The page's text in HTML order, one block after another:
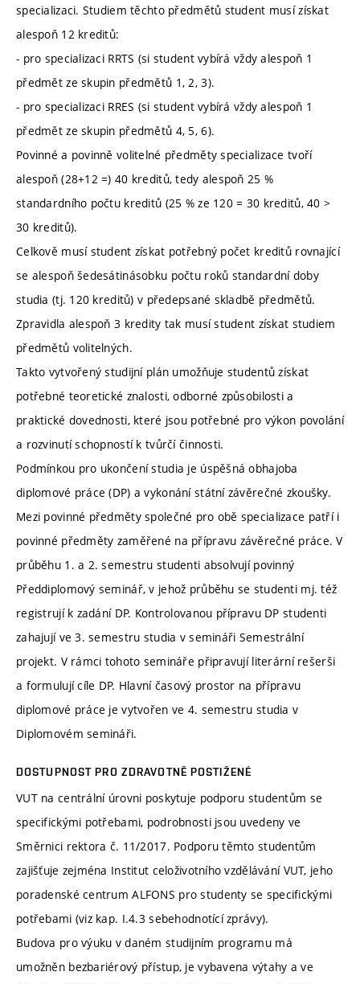
specializaci. Studiem těchto předmětů student musí získat
alespoň 12 kreditů:
- pro specializaci RRTS (si student vybírá vždy alespoň 1
předmět ze skupin předmětů 1, 2, 3).
- pro specializaci RRES (si student vybírá vždy alespoň 1
předmět ze skupin předmětů 4, 5, 6).
Povinné a povinně volitelné předměty specializace tvoří
alespoň (28+12 =) 40 kreditů, tedy alespoň 25 %
standardního počtu kreditů (25 % ze 120 = 30 kreditů, 40 >
30 kreditů).
Celkově musí student získat potřebný počet kreditů rovnající
se alespoň šedesátinásobku počtu roků standardní doby
studia (tj. 120 kreditů) v předepsané skladbě předmětů.
Zpravidla alespoň 3 kredity tak musí student získat studiem
předmětů volitelných.
Takto vytvořený studijní plán umožňuje studentů získat
potřebné teoretické znalosti, odborné způsobilosti a
praktické dovednosti, které jsou potřebné pro výkon povolání
a rozvinutí schopností k tvůrčí činnosti.
Podmínkou pro ukončení studia je úspěšná obhajoba
diplomové práce (DP) a vykonání státní závěrečné zkoušky.
Mezi povinné předměty společné pro obě specializace patří i
povinné předměty zaměřené na přípravu závěrečné práce. V
průběhu 1. a 2. semestru studenti absolvují povinný
Předdiplomový seminář, v jehož průběhu se studenti mj. též
registrují k zadání DP. Kontrolovanou přípravu DP studenti
zahajují ve 3. semestru studia v semináři Semestrální
projekt. V rámci tohoto semináře připravují literární rešerši
a formulují cíle DP. Hlavní časový prostor na přípravu
diplomové práce je vytvořen ve 4. semestru studia v
Diplomovém semináři.
DOSTUPNOST PRO ZDRAVOTNĚ POSTIŽENÉ
VUT na centrální úrovni poskytuje podporu studentům se
specifickými potřebami, podrobnosti jsou uvedeny ve
Směrnici rektora č. 11/2017. Podporu těmto studentům
zajišťuje zejména Institut celoživotního vzdělávání VUT, jeho
poradenské centrum ALFONS pro studenty se specifickými
potřebami (viz kap. I.4.3 sebehodnotící zprávy).
Budova pro výuku v daném studijním programu má
umožněn bezbariérový přístup, je vybavena výtahy a ve